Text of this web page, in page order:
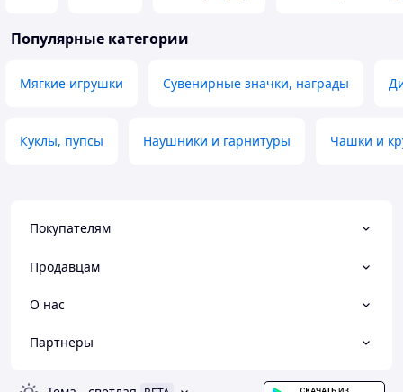
Популярные категории
Мягкие игрушки Сувенирные значки, награды
Куклы, пупсы Наушники и гарнитуры Чашки и
Покупателям
Продавцам
О нас
Партнеры